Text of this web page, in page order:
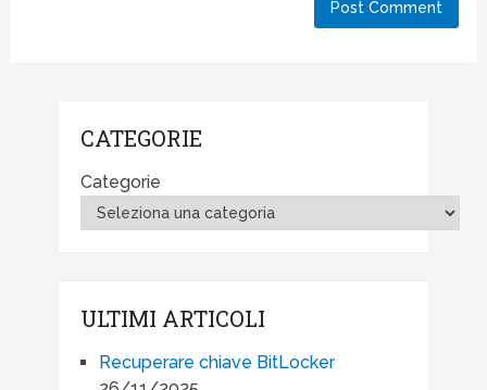
CATEGORIE
Categorie
ULTIMI ARTICOLI
Recuperare chiave BitLocker